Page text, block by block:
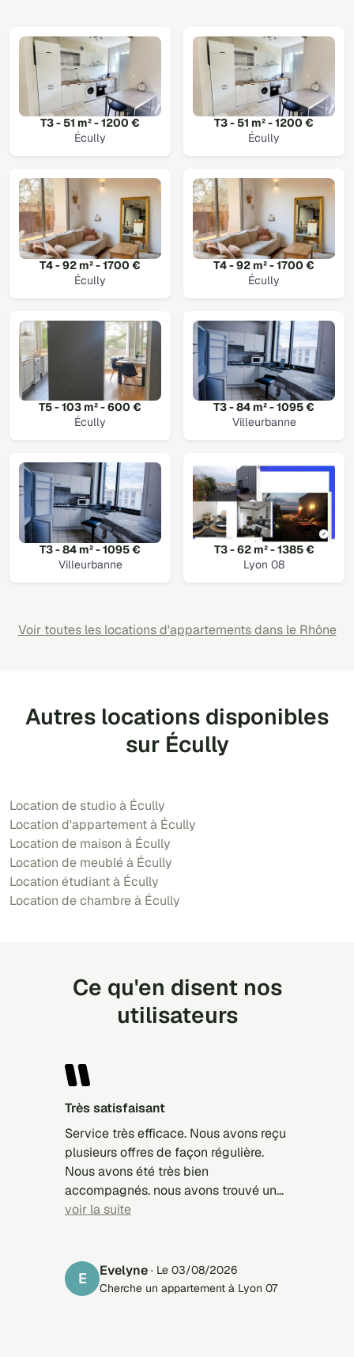
T3 - 51 m² - 1200 €
Écully
T3 - 51 m² - 1200 €
Écully
T4 - 92 m² - 1700 €
Écully
T4 - 92 m² - 1700 €
Écully
T5 - 103 m² - 600 €
Écully
T3 - 84 m² - 1095 €
Villeurbanne
T3 - 84 m² - 1095 €
Villeurbanne
T3 - 62 m² - 1385 €
Lyon 08
Voir toutes les locations d'appartements dans le Rhône
Autres locations disponibles
sur Écully
Location de studio à Écully
Location d'appartement à Écully
Location de maison à Écully
Location de meublé à Écully
Location étudiant à Écully
Location de chambre à Écully
Ce qu'en disent nos
utilisateurs
Très satisfaisant
Service très efficace. Nous avons reçu
plusieurs offres de façon régulière.
Nous avons été très bien
accompagnés. nous avons trouvé un
appartement pour notre fille. Merci.
voir la suite
E Evelyne · Le 03/08/2026
Cherche un appartement à Lyon 07